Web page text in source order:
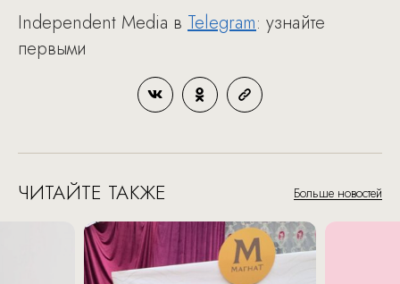
Independent Media в Telegram: узнайте
первыми
ЧИТАЙТЕ ТАКЖЕ Больше новостей